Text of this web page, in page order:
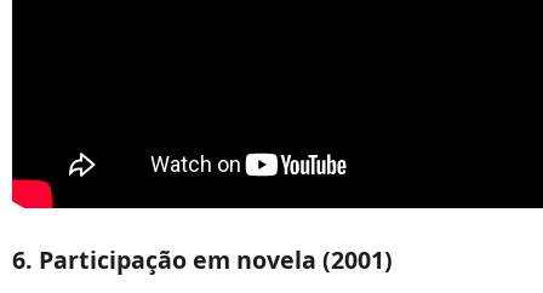
6. Participação em novela (2001)